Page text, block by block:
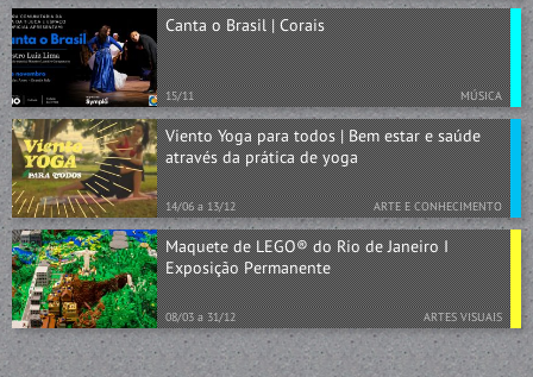
Canta o Brasil | Corais
15/11 MÚSICA
Viento Yoga para todos | Bem estar e saúde
através da prática de yoga
14/06 a 13/12 ARTE E CONHECIMENTO
Maquete de LEGO® do Rio de Janeiro I
Exposição Permanente
08/03 a 31/12 ARTES VISUAIS